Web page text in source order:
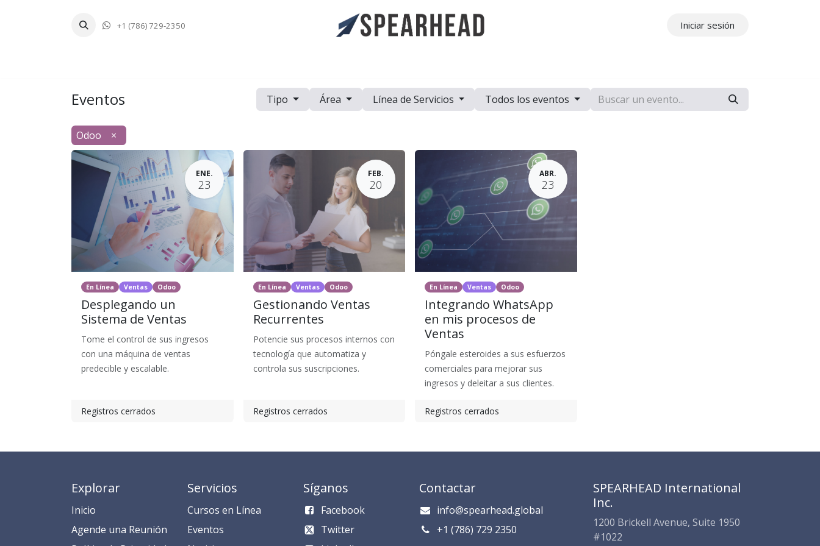
+1 (786) 729-2350 Iniciar sesión
Eventos Tipo Área Línea de Servicios Todos los eventos
Odoo ×
ENE.
23
En Línea Ventas Odoo
Desplegando un
Sistema de Ventas
Tome el control de sus ingresos
con una máquina de ventas
predecible y escalable.
Registros cerrados
FEB.
20
En Línea Ventas Odoo
Gestionando Ventas
Recurrentes
Potencie sus procesos internos con
tecnología que automatiza y
controla sus suscripciones.
Registros cerrados
ABR.
23
En Línea Ventas Odoo
Integrando WhatsApp
en mis procesos de
Ventas
Póngale esteroides a sus esfuerzos
comerciales para mejorar sus
ingresos y deleitar a sus clientes.
Registros cerrados
Explorar
Inicio
​​​​​​​​​​​​​​​​​​​​​​​​​​​​A​gend​e ​u​na​ Reunión​
Servicios
​​​​​​​​​C​​ur​sos en​ ​L​í​ne​a​
​​E​​​​​v​ent​os​​​
Síganos
Facebook
Twitter
Contactar
info@spearhead.global
​​​​​​​​​​​+1 (786) 729 235​0​
SPEARHEAD International
Inc.
1200 Brickell Avenue, Suite 1950
#1022